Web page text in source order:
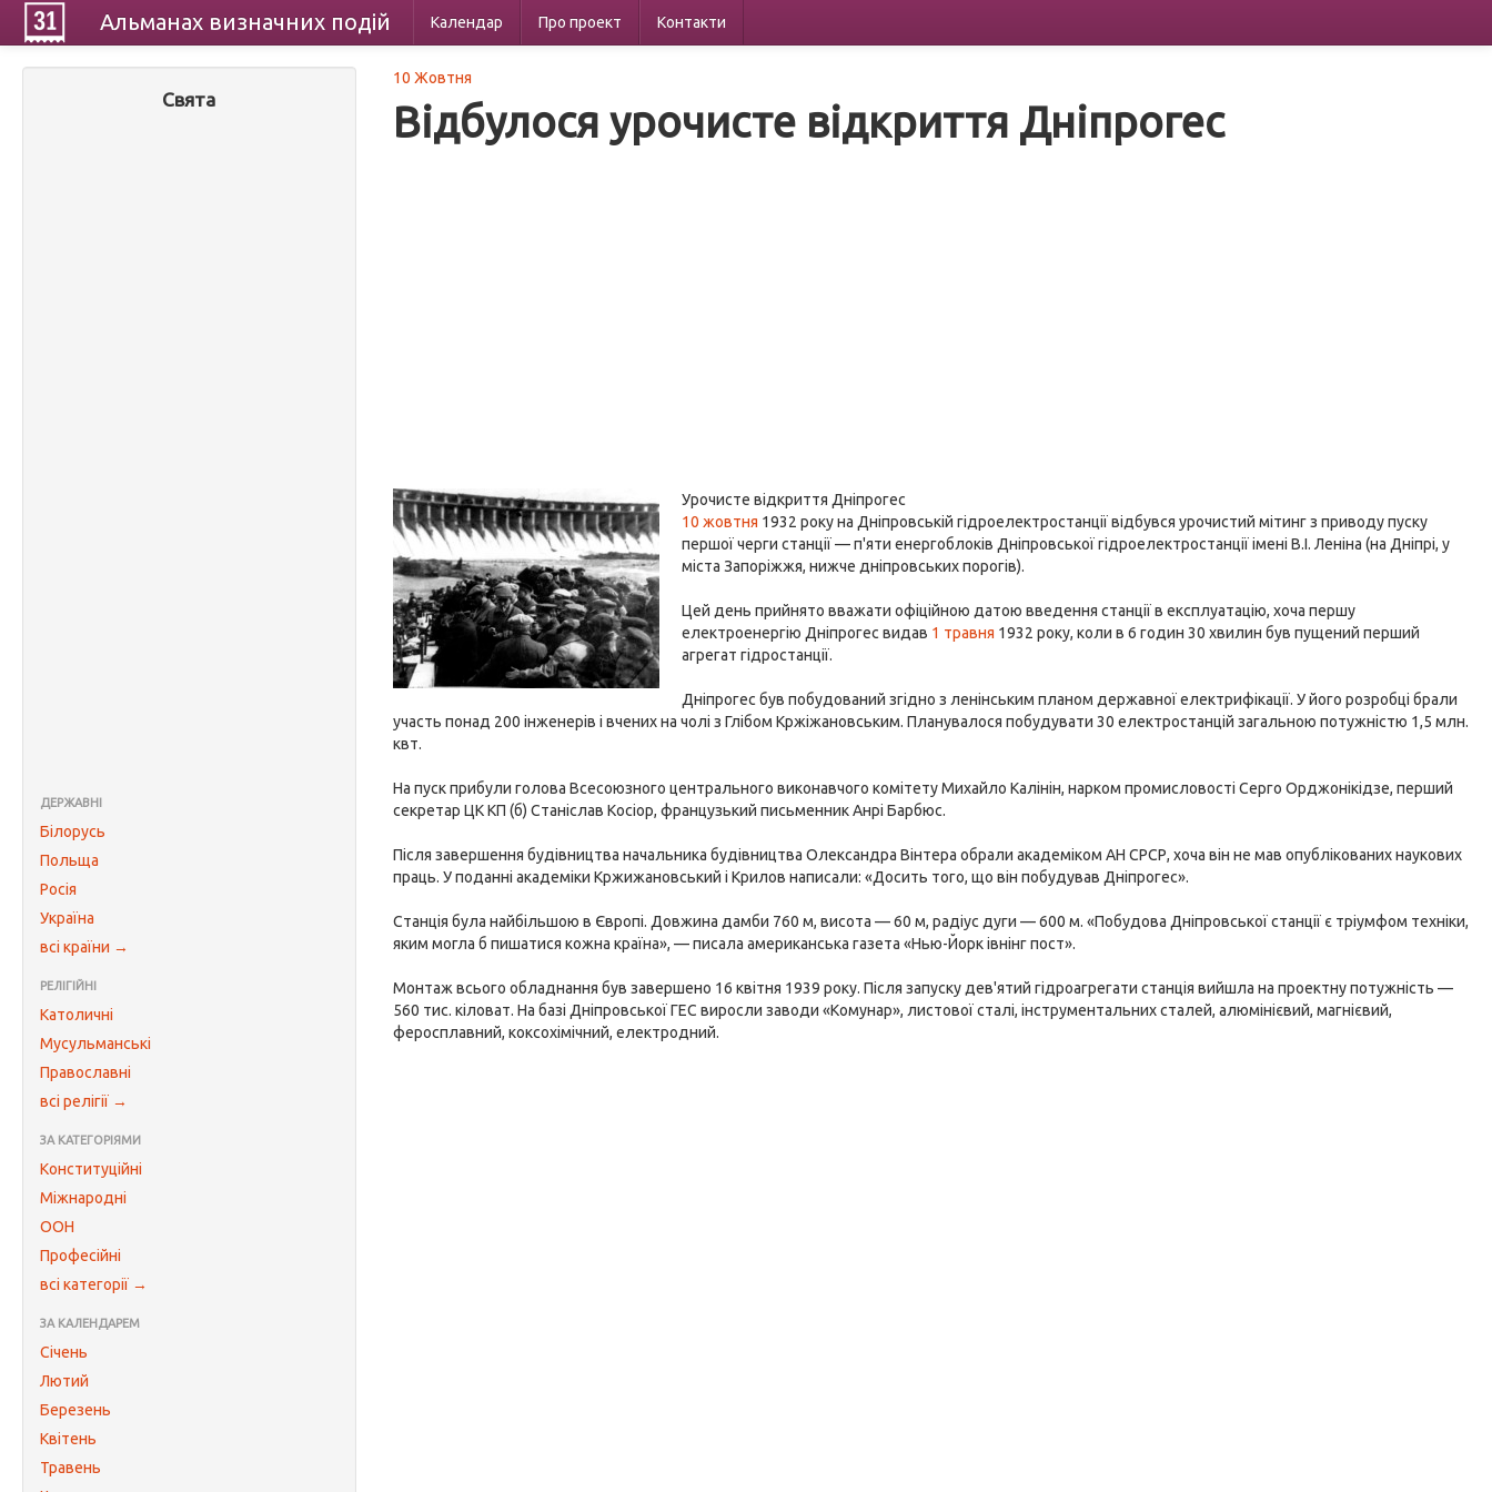
Альманах визначних подій Календар Про проект Контакти
Свята
ДЕРЖАВНІ
Білорусь
Польща
Росія
Україна
всі країни →
РЕЛІГІЙНІ
Католичні
Мусульманські
Православні
всі релігії →
ЗА КАТЕГОРІЯМИ
Конституційні
Міжнародні
ООН
Професійні
всі категорії →
ЗА КАЛЕНДАРЕМ
Січень
Лютий
Березень
Квітень
Травень
10 Жовтня
Відбулося урочисте відкриття Дніпрогес
Урочисте відкриття Дніпрогес
10 жовтня 1932 року на Дніпровській гідроелектростанції відбувся урочистий мітинг з приводу пуску
першої черги станції — п'яти енергоблоків Дніпровської гідроелектростанції імені В.І. Леніна (на Дніпрі, у
міста Запоріжжя, нижче дніпровських порогів).
Цей день прийнято вважати офіційною датою введення станції в експлуатацію, хоча першу
електроенергію Дніпрогес видав 1 травня 1932 року, коли в 6 годин 30 хвилин був пущений перший
агрегат гідростанції.
Дніпрогес був побудований згідно з ленінським планом державної електрифікації. У його розробці брали
участь понад 200 інженерів і вчених на чолі з Глібом Кржіжановським. Планувалося побудувати 30 електростанцій загальною потужністю 1,5 млн.
квт.
На пуск прибули голова Всесоюзного центрального виконавчого комітету Михайло Калінін, нарком промисловості Серго Орджонікідзе, перший
секретар ЦК КП (б) Станіслав Косіор, французький письменник Анрі Барбюс.
Після завершення будівництва начальника будівництва Олександра Вінтера обрали академіком АН СРСР, хоча він не мав опублікованих наукових
праць. У поданні академіки Кржижановський і Крилов написали: «Досить того, що він побудував Дніпрогес».
Станція була найбільшою в Європі. Довжина дамби 760 м, висота — 60 м, радіус дуги — 600 м. «Побудова Дніпровської станції є тріумфом техніки,
яким могла б пишатися кожна країна», — писала американська газета «Нью-Йорк івнінг пост».
Монтаж всього обладнання був завершено 16 квітня 1939 року. Після запуску дев'ятий гідроагрегати станція вийшла на проектну потужність —
560 тис. кіловат. На базі Дніпровської ГЕС виросли заводи «Комунар», листової сталі, інструментальних сталей, алюмінієвий, магнієвий,
феросплавний, коксохімічний, електродний.